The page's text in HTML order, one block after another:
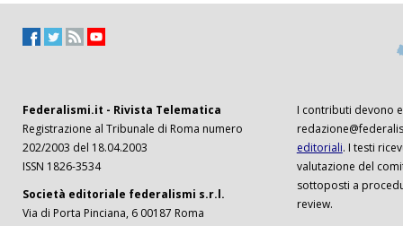
Federalismi.it - Rivista Telematica
Registrazione al Tribunale di Roma numero
202/2003 del 18.04.2003
ISSN 1826-3534
Società editoriale federalismi s.r.l.
Via di Porta Pinciana, 6 00187 Roma
I contributi devono
editoriali. I testi
valutazione del
sottoposti a
review.